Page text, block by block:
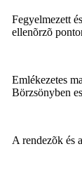
Fegyelmezett
ellenõrzõ
Emlékezetes
Börzsönyben
A rendezõk és